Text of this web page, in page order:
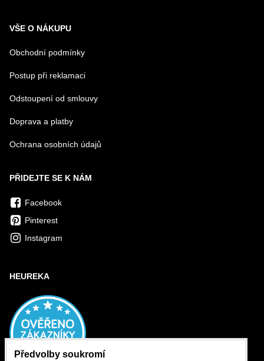
VŠE O NÁKUPU
Obchodní podmínky
Postup při reklamaci
Odstoupení od smlouvy
Doprava a platby
Ochrana osobních údajů
PŘIDEJTE SE K NÁM
Facebook
Pinterest
Instagram
HEUREKA
Předvolby soukromí